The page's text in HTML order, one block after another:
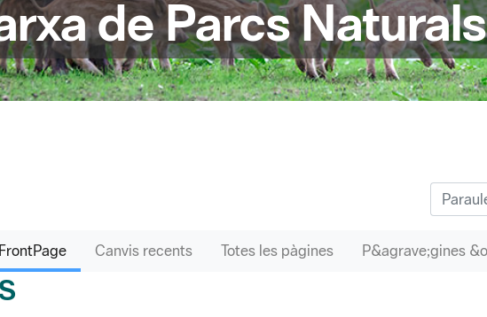
de Parcs Naturals
FrontPage Canvis recents Totes les pàgines